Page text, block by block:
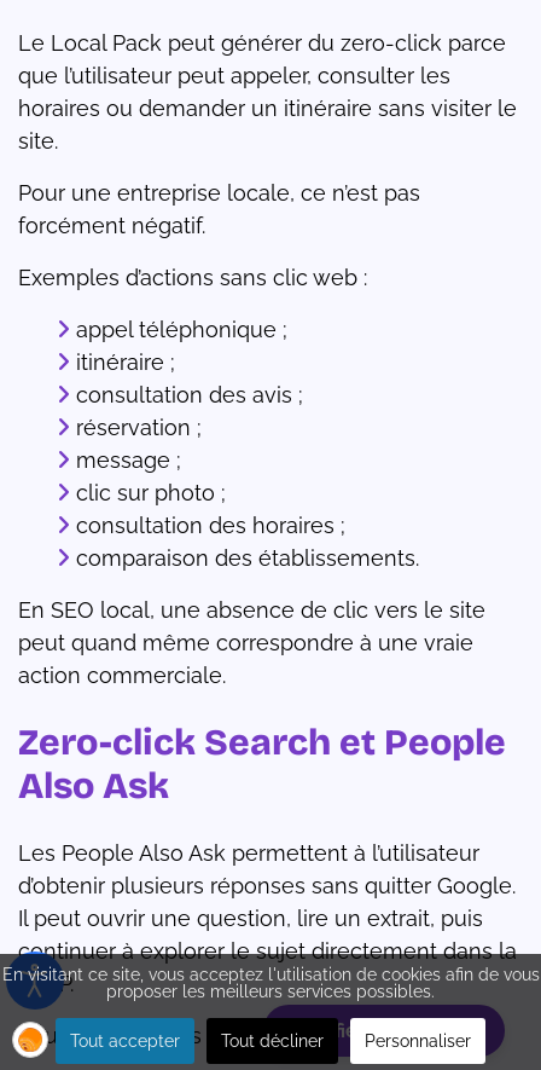
Le Local Pack peut générer du zero-click parce
que l’utilisateur peut appeler, consulter les
horaires ou demander un itinéraire sans visiter le
site.
Pour une entreprise locale, ce n’est pas
forcément négatif.
Exemples d’actions sans clic web :
appel téléphonique ;
itinéraire ;
consultation des avis ;
réservation ;
message ;
clic sur photo ;
consultation des horaires ;
comparaison des établissements.
En SEO local, une absence de clic vers le site
peut quand même correspondre à une vraie
action commerciale.
Zero-click Search et People
Also Ask
Les People Also Ask permettent à l’utilisateur
d’obtenir plusieurs réponses sans quitter Google.
Il peut ouvrir une question, lire un extrait, puis
continuer à explorer le sujet directement dans la
SERP.
Pour travailler ces opportunités, il faut :
Planifiez votre rdv
En visitant ce site, vous acceptez l'utilisation de cookies afin de vous
proposer les meilleurs services possibles.
Tout accepter Tout décliner Personnaliser